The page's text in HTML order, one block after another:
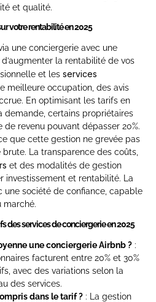
et qualité.
votre rentabilité en 2025
une conciergerie avec une
la rentabilité de vos
et les services
meilleure occupation, des avis
En optimisant les tarifs en
demande, certains propriétaires
revenu pouvant dépasser 20%.
que cette gestion ne grevée pas
La transparence des coûts,
et des modalités de gestion
investissement et rentabilité. La
une société de confiance, capable
marché.
des services de conciergerie en 2025
une conciergerie Airbnb ? :
facturent entre 20% et 30%
avec des variations selon la
des services.
dans le tarif ? : La gestion